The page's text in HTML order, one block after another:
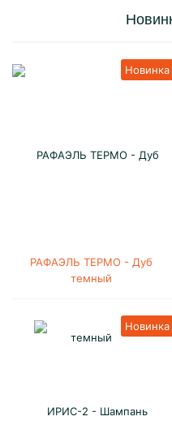
РАФАЭЛЬ ТЕРМО - Дуб
темный